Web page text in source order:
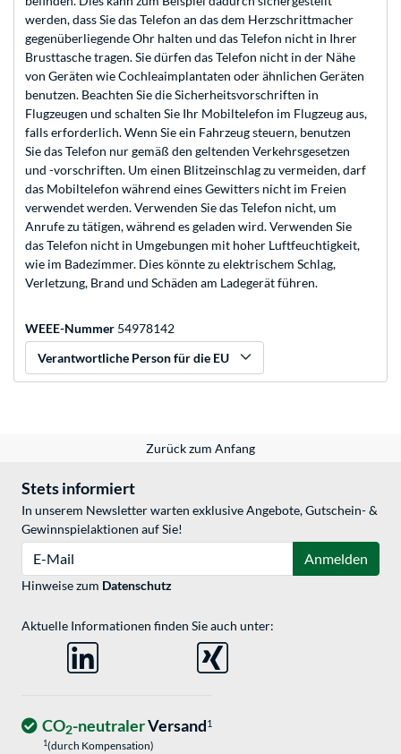
werden, dass Sie das Telefon an das dem Herzschrittmacher
gegenüberliegende Ohr halten und das Telefon nicht in Ihrer
Brusttasche tragen. Sie dürfen das Telefon nicht in der Nähe
von Geräten wie Cochleaimplantaten oder ähnlichen Geräten
benutzen. Beachten Sie die Sicherheitsvorschriften in
Flugzeugen und schalten Sie Ihr Mobiltelefon im Flugzeug aus,
falls erforderlich. Wenn Sie ein Fahrzeug steuern, benutzen
Sie das Telefon nur gemäß den geltenden Verkehrsgesetzen
und -vorschriften. Um einen Blitzeinschlag zu vermeiden, darf
das Mobiltelefon während eines Gewitters nicht im Freien
verwendet werden. Verwenden Sie das Telefon nicht, um
Anrufe zu tätigen, während es geladen wird. Verwenden Sie
das Telefon nicht in Umgebungen mit hoher Luftfeuchtigkeit,
wie im Badezimmer. Dies könnte zu elektrischem Schlag,
Verletzung, Brand und Schäden am Ladegerät führen.
WEEE-Nummer 54978142
Verantwortliche Person für die EU
Zurück zum Anfang
Stets informiert
In unserem Newsletter warten exklusive Angebote, Gutschein- &
Gewinnspielaktionen auf Sie!
Anmelden
Hinweise zum Datenschutz
Aktuelle Informationen finden Sie auch unter:
CO2-neutralerVersand1
1(durch Kompensation)